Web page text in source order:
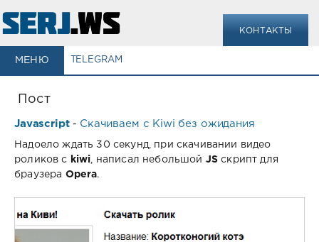
КОНТАКТЫ
МЕНЮ TELEGRAM
Пост
Javascript- Скачиваем с Kiwi без ожидания
Надоело ждать 30 секунд, при скачивании видео
роликов с
kiwi , написал небольшой JS скрипт для
браузера Opera.